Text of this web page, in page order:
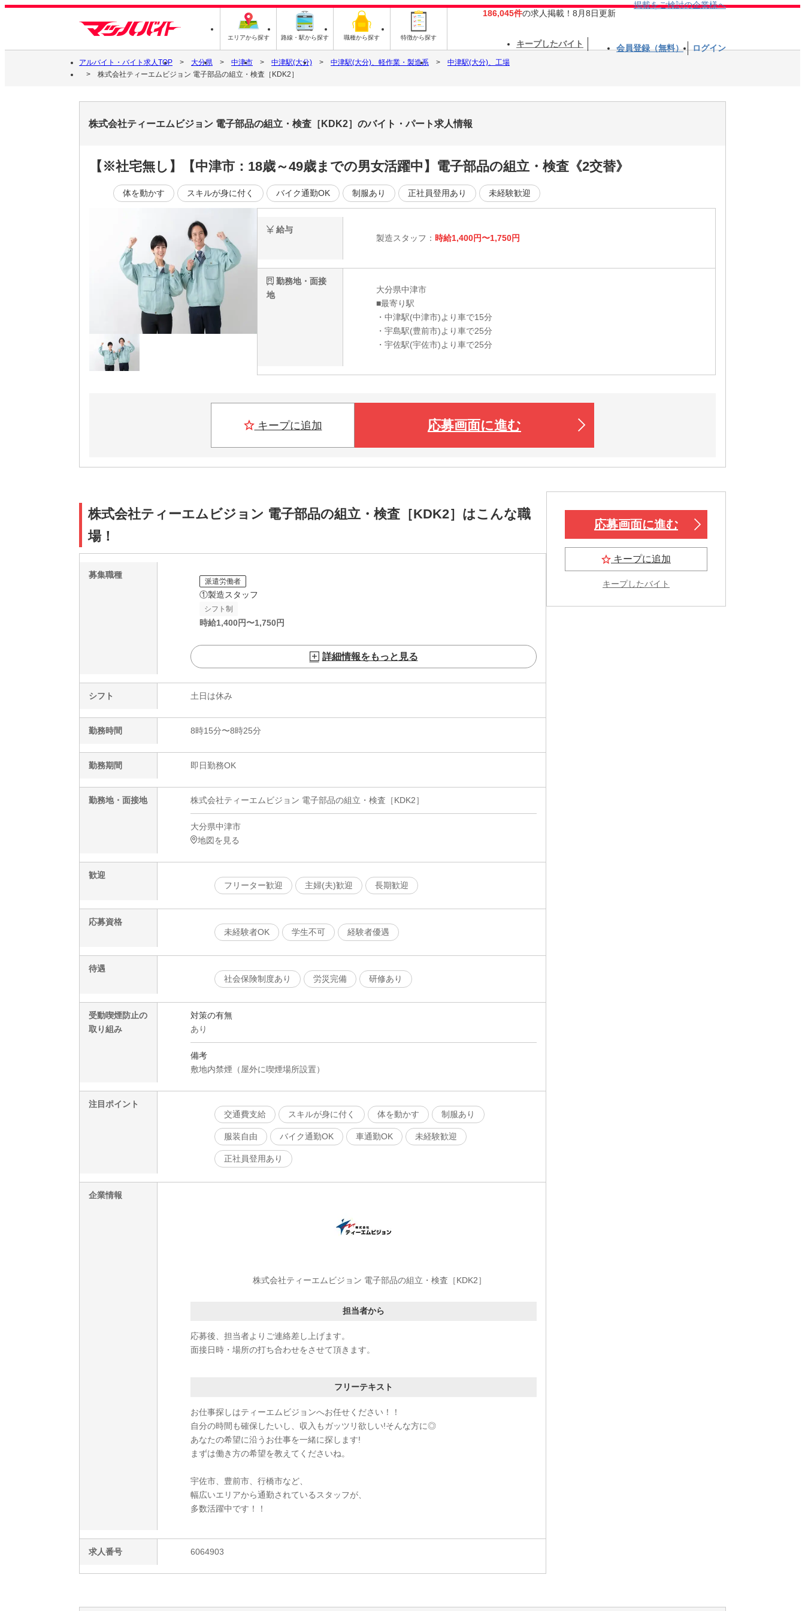
エリアから探す 路線・駅から探す 職種から探す 特徴から探す
186,045件の求人掲載！8月8日更新
掲載をご検討の企業様へ
キープしたバイト 会員登録（無料） ログイン
アルバイト・バイト求人TOP 大分県 中津市 中津駅(大分) 中津駅(大分)、軽作業・製造系
中津駅(大分)、工場
株式会社ティーエムビジョン 電子部品の組立・検査［KDK2］
株式会社ティーエムビジョン 電子部品の組立・検査［KDK2］のバイト・パート求人情報
【※社宅無し】【中津市：18歳～49歳までの男女活躍中】電子部品の組立・検査《2交替》
体を動かす スキルが身に付く バイク通勤OK 制服あり 正社員登用あり 未経験歓迎
給与
製造スタッフ： 時給1,400円〜1,750円
勤務地・面接
地
大分県中津市
■最寄り駅
・中津駅(中津市)より車で15分
・宇島駅(豊前市)より車で25分
・宇佐駅(宇佐市)より車で25分
キープに追加 応募画面に進む
株式会社ティーエムビジョン 電子部品の組立・検査［KDK2］はこんな職
場！
募集職種
派遣労働者
①製造スタッフ
シフト制
時給1,400円〜1,750円
詳細情報をもっと見る
シフト 土日は休み
勤務時間 8時15分〜8時25分
勤務期間 即日勤務OK
勤務地・面接地 株式会社ティーエムビジョン 電子部品の組立・検査［KDK2］
大分県中津市
地図を見る
歓迎
フリーター歓迎
主婦(夫)歓迎 長期歓迎
応募資格
未経験者OK
学生不可 経験者優遇
待遇
社会保険制度あり
労災完備 研修あり
受動喫煙防止の
取り組み
対策の有無
あり
備考
敷地内禁煙（屋外に喫煙場所設置）
注目ポイント
交通費支給
スキルが身に付く 体を動かす 制服あり
服装自由 バイク通勤OK 車通勤OK 未経験歓迎
正社員登用あり
企業情報
株式会社ティーエムビジョン 電子部品の組立・検査［KDK2］
担当者から
応募後、担当者よりご連絡差し上げます。
面接日時・場所の打ち合わせをさせて頂きます。
フリーテキスト
お仕事探しはティーエムビジョンへお任せください！！
自分の時間も確保したいし、収入もガッツリ欲しい!そんな方に◎
あなたの希望に沿うお仕事を一緒に探します!
まずは働き方の希望を教えてくださいね。
宇佐市、豊前市、行橋市など、
幅広いエリアから通勤されているスタッフが、
多数活躍中です！！
求人番号 6064903
応募画面に進む
キープに追加
キープしたバイト